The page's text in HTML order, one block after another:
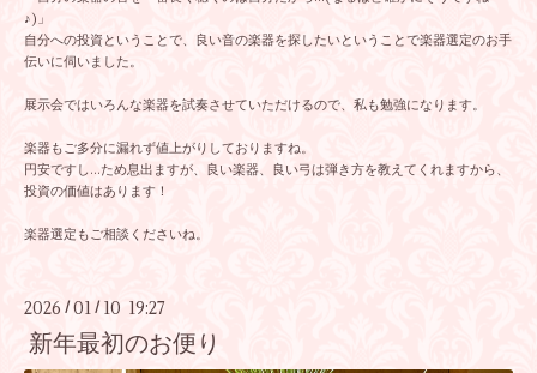
♪)」
自分への投資ということで、良い音の楽器を探したいということで楽器選定のお手
伝いに伺いました。
展示会ではいろんな楽器を試奏させていただけるので、私も勉強になります。
楽器もご多分に漏れず値上がりしておりますね。
円安ですし…ため息出ますが、良い楽器、良い弓は弾き方を教えてくれますから、
投資の価値はあります！
楽器選定もご相談くださいね。
2026 / 01 / 10 19:27
新年最初のお便り